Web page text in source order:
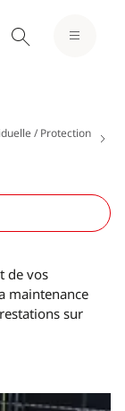
/ Protection
de vos
maintenance
sur